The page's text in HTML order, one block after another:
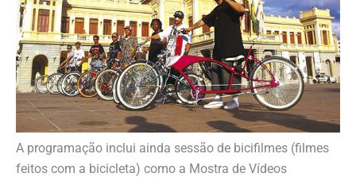
A programação inclui ainda sessão de bicifilmes (filmes
feitos com a bicicleta) como a Mostra de Vídeos